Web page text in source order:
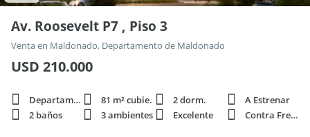
Av. Roosevelt P7 , Piso 3
Venta en Maldonado, Departamento de Maldonado
USD 210.000
Departamento 81 m² cubie. 2 dorm.
A Estrenar
2 baños
3 ambientes Excelente Contra Frente